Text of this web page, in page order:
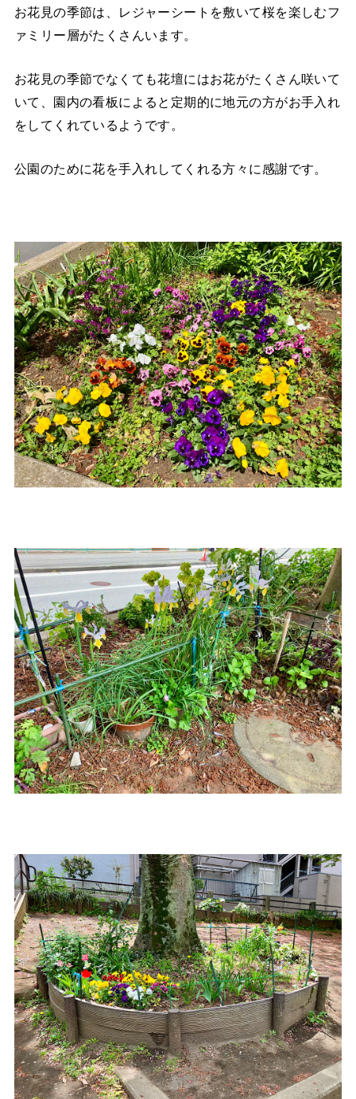
お花見の季節は、レジャーシートを敷いて桜を楽しむフ
ァミリー層がたくさんいます。
お花見の季節でなくても花壇にはお花がたくさん咲いて
いて、園内の看板によると定期的に地元の方がお手入れ
をしてくれているようです。
公園のために花を手入れしてくれる方々に感謝です。